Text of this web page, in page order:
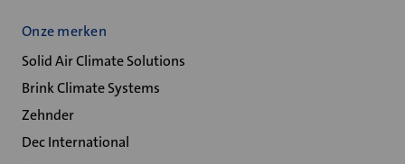
Onze merken
Solid Air Climate Solutions
Brink Climate Systems
Zehnder
Dec International